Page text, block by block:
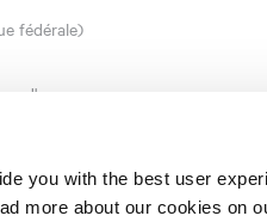
you with the best user
more about our cookies on
fédérale)
d'avance